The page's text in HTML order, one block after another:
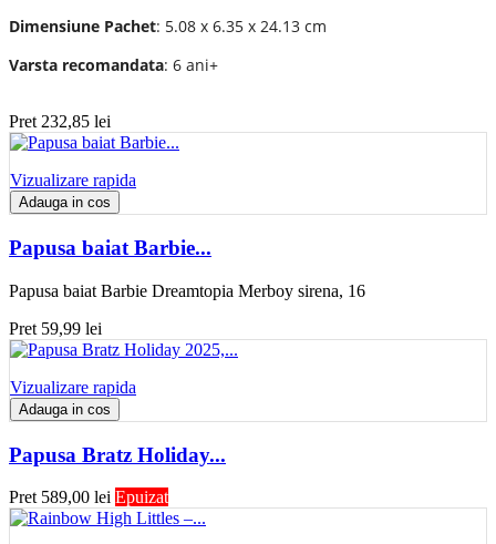
Dimensiune Pachet: 5.08 x 6.35 x 24.13 cm
Varsta recomandata: 6 ani+
Pret 232,85 lei
Vizualizare rapida
Adauga in cos
Papusa baiat Barbie...
Papusa baiat Barbie Dreamtopia Merboy sirena, 16
Pret 59,99 lei
Vizualizare rapida
Adauga in cos
Papusa Bratz Holiday...
Pret 589,00 lei Epuizat